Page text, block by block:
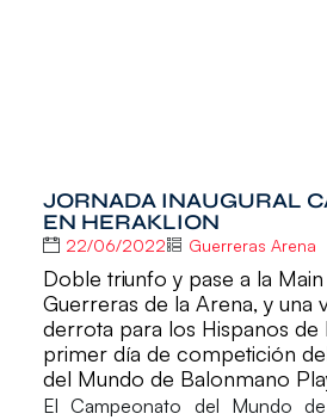
JORNADA INAUGURAL
EN HERAKLION
22/06/2022 Guerreras Arena
Doble triunfo y pase a la
Guerreras de la Arena, y una
derrota para los Hispanos de
primer día de competición
del Mundo de Balonmano
ElCampeonato del Mundo